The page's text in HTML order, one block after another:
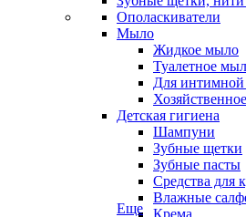
Ополаскиватели
Мыло
Жидкое мыло
Туалетное
Для
Хозяйственное
Детская гигиена
Шампуни
Зубные щетки
Зубные пасты
Средства для
Влажные
Крема
Еще